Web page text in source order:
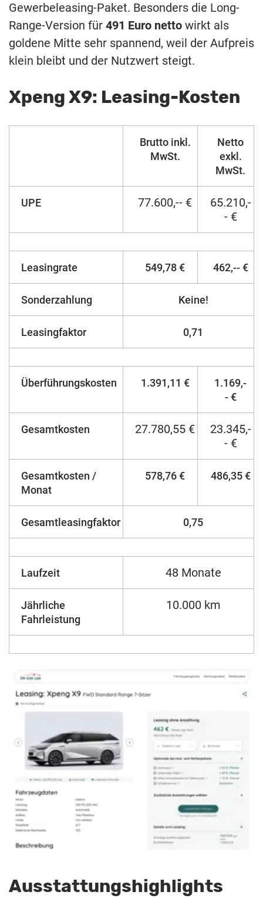
Gewerbeleasing-Paket. Besonders die Long-
Range-Version für 491 Euro netto wirkt als
goldene Mitte sehr spannend, weil der Aufpreis
klein bleibt und der Nutzwert steigt.
Xpeng X9: Leasing-Kosten
Brutto inkl.
MwSt.
Netto
exkl.
MwSt.
UPE 77.600,-- €
65.210,-
- €
Leasingrate 549,78 € 462,-- €
Sonderzahlung Keine!
Leasingfaktor 0,71
Überführungskosten 1.391,11 €
1.169,-
- €
Gesamtkosten 27.780,55 €
23.345,-
- €
Gesamtkosten /
Monat
578,76 € 486,35 €
Gesamtleasingfaktor 0,75
Laufzeit 48 Monate
Jährliche
Fahrleistung
10.000 km
Ausstattungshighlights